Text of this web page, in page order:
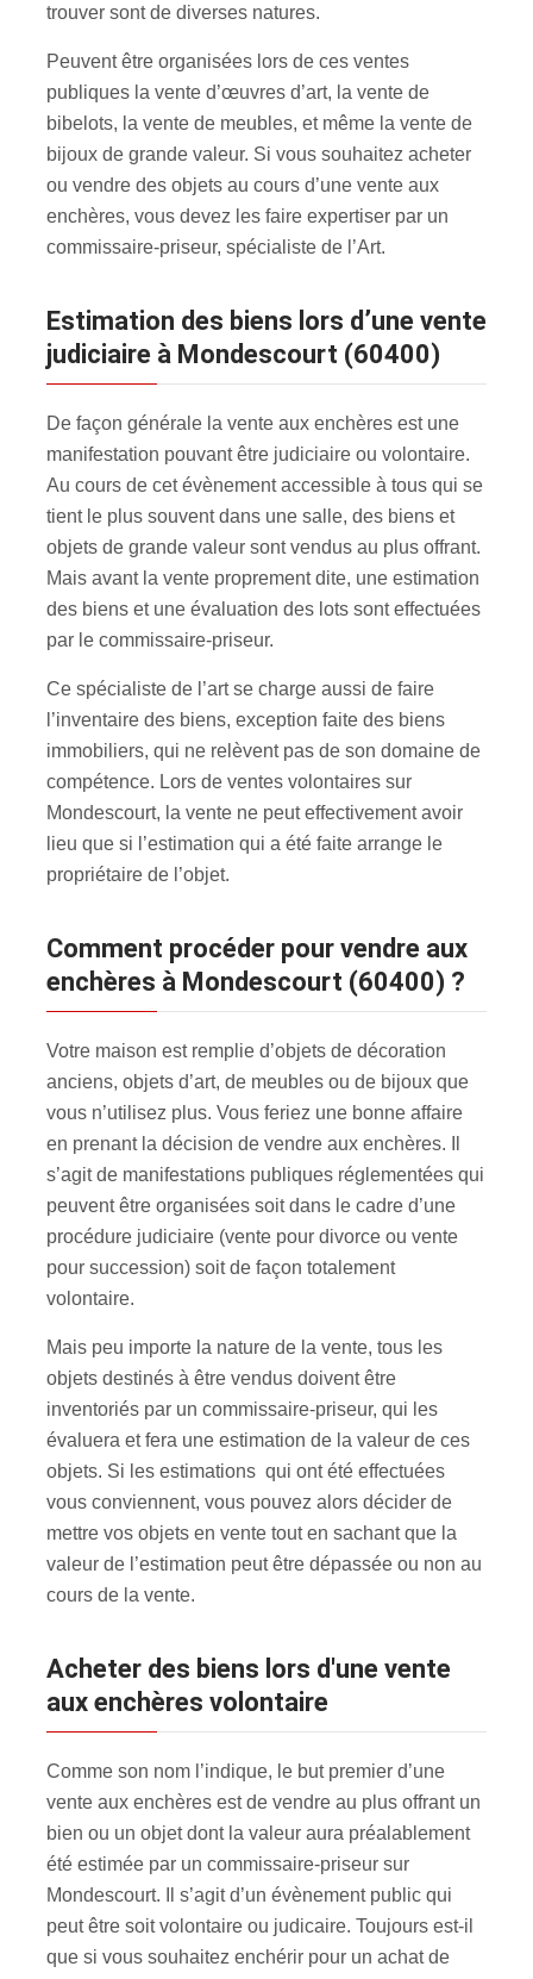
trouver sont de diverses natures.
Peuvent être organisées lors de ces ventes
publiques la vente d’œuvres d’art, la vente de
bibelots, la vente de meubles, et même la vente de
bijoux de grande valeur. Si vous souhaitez acheter
ou vendre des objets au cours d’une vente aux
enchères, vous devez les faire expertiser par un
commissaire-priseur, spécialiste de l’Art.
estimation des biens lors d’une vente
judiciaire à Mondescourt (60400)
De façon générale la vente aux enchères est une
manifestation pouvant être judiciaire ou volontaire.
Au cours de cet évènement accessible à tous qui se
tient le plus souvent dans une salle, des biens et
objets de grande valeur sont vendus au plus offrant.
Mais avant la vente proprement dite, une estimation
des biens et une évaluation des lots sont effectuées
par le commissaire-priseur.
Ce spécialiste de l’art se charge aussi de faire
l’inventaire des biens, exception faite des biens
immobiliers, qui ne relèvent pas de son domaine de
compétence. Lors de ventes volontaires sur
Mondescourt, la vente ne peut effectivement avoir
lieu que si l’estimation qui a été faite arrange le
propriétaire de l’objet.
Comment procéder pour vendre aux
enchères à Mondescourt (60400) ?
Votre maison est remplie d’objets de décoration
anciens, objets d’art, de meubles ou de bijoux que
vous n’utilisez plus. Vous feriez une bonne affaire
en prenant la décision de vendre aux enchères. Il
s’agit de manifestations publiques réglementées qui
peuvent être organisées soit dans le cadre d’une
procédure judiciaire (vente pour divorce ou vente
pour succession) soit de façon totalement
volontaire.
Mais peu importe la nature de la vente, tous les
objets destinés à être vendus doivent être
inventoriés par un commissaire-priseur, qui les
évaluera et fera une estimation de la valeur de ces
objets. Si les estimations qui ont été effectuées
vous conviennent, vous pouvez alors décider de
mettre vos objets en vente tout en sachant que la
valeur de l’estimation peut être dépassée ou non au
cours de la vente.
Acheter des biens lors d'une vente
aux enchères volontaire
Comme son nom l’indique, le but premier d’une
vente aux enchères est de vendre au plus offrant un
bien ou un objet dont la valeur aura préalablement
été estimée par un commissaire-priseur sur
Mondescourt. Il s’agit d’un évènement public qui
peut être soit volontaire ou judicaire. Toujours est-il
que si vous souhaitez enchérir pour un achat de